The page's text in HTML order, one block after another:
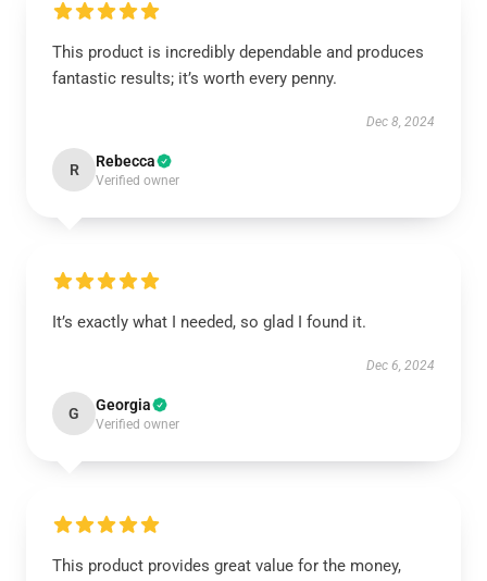
This product is incredibly dependable and produces
fantastic results; it’s worth every penny.
Dec 8, 2024
R Rebecca
Verified owner
It’s exactly what I needed, so glad I found it.
Dec 6, 2024
G Georgia
Verified owner
This product provides great value for the money,